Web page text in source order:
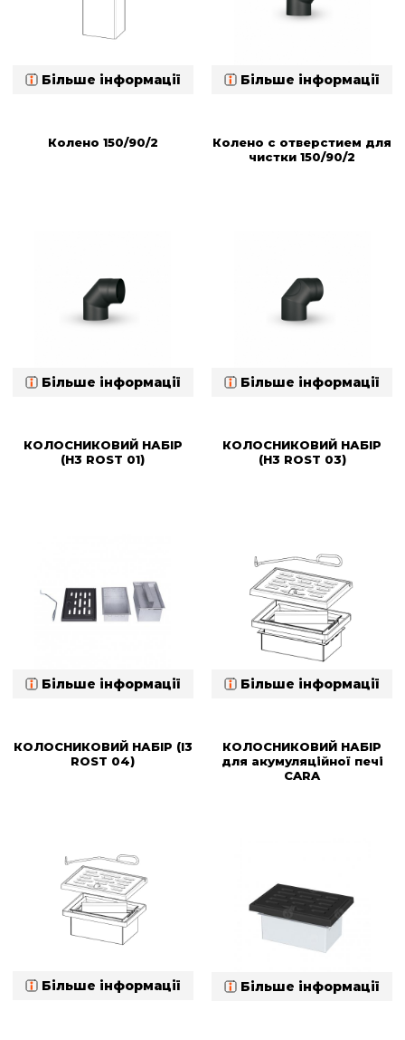
Більше інформації Більше інформації
Колено 150/90/2
Більше інформації
Колено с отверстием для
чистки 150/90/2
Більше інформації
КОЛОСНИКОВИЙ НАБІР
(H3 ROST 01)
Більше інформації
КОЛОСНИКОВИЙ НАБІР
(H3 ROST 03)
Більше інформації
КОЛОСНИКОВИЙ НАБІР (I3
ROST 04)
Більше інформації
КОЛОСНИКОВИЙ НАБІР
для акумуляційної печі
CARA
Більше інформації